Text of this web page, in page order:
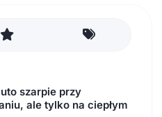
szarpie przy
ale tylko na ciepłym